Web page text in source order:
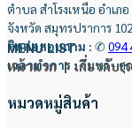
ตำบล สำโรงเหนือ อำเภอ
จังหวัด สมุทรปราการ
ติดต่อสอบถาม : ✆ 094
เวลาทำการ :จันทร์ - ศุก
MENU LIST
หน้าแรก | เกี่ยวกับ
หมวดหมู่สินค้า